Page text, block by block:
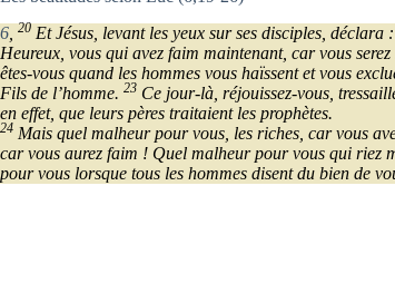
6 20 Et Jésus, levant les yeux sur ses disciples, déclara :
Heureux, vous qui avez faim maintenant, car vous
êtes-vous quand les hommes vous haïssent et vous
Fils de l’homme. 23 Ce jour-là, réjouissez-vous,
en effet, que leurs pères traitaient les prophètes.
24 Mais quel malheur pour vous, les riches, car vous
car vous aurez faim ! Quel malheur pour vous qui riez
pour vous lorsque tous les hommes disent du bien de